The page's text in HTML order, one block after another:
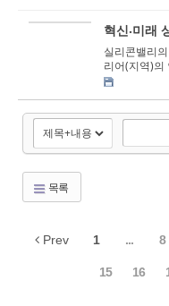
혁신⸳미래
실리콘밸리
리어(지역)의
로 나타났다.
목록
Prev 1 ... 8
15 16